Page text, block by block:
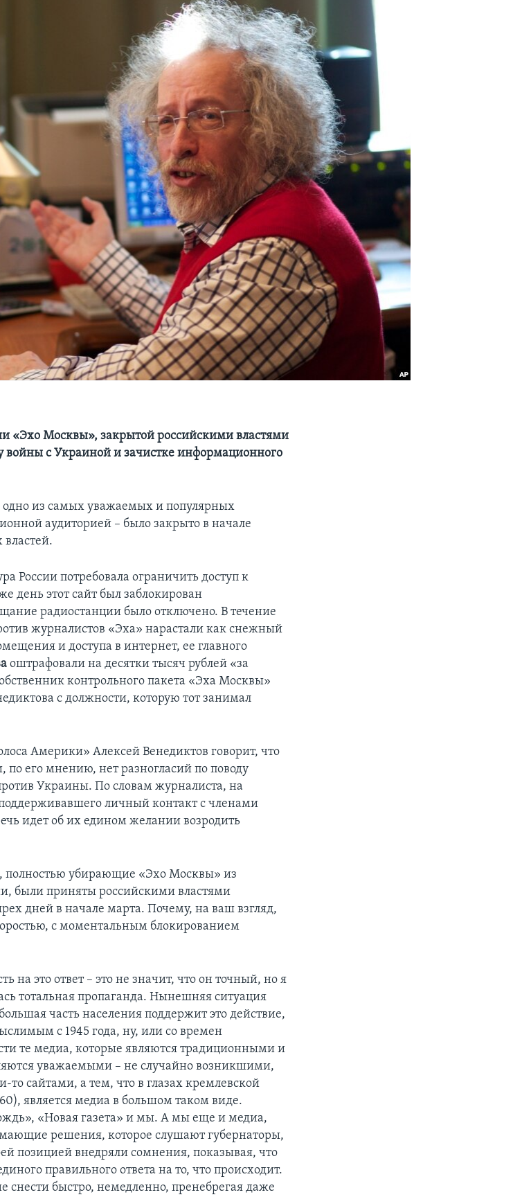
«Эхо Москвы», закрытой российскими властями
войны с Украиной и зачистке информационного
из самых уважаемых и популярных
аудиторией – было закрыто в начале
России потребовала ограничить доступ к
день этот сайт был заблокирован
радиостанции было отключено. В течение
журналистов «Эха» нарастали как снежный
и доступа в интернет, ее главного
оштрафовали на десятки тысяч рублей «за
контрольного пакета «Эха Москвы»
с должности, которую тот занимал
Америки» Алексей Венедиктов говорит, что
по его мнению, нет разногласий по поводу
Украины. По словам журналиста, на
личный контакт с членами
идет об их едином желании возродить
полностью убирающие «Эхо Москвы» из
были приняты российскими властями
дней в начале марта. Почему, на ваш взгляд,
с моментальным блокированием
на это ответ – это не значит, что он точный, но я
тотальная пропаганда. Нынешняя ситуация
часть населения поддержит это действие,
с 1945 года, ну, или со времен
те медиа, которые являются традиционными и
уважаемыми – не случайно возникшими,
сайтами, а тем, что в глазах кремлевской
является медиа в большом таком виде.
«Новая газета» и мы. А мы еще и медиа,
решения, которое слушают губернаторы,
позицией внедряли сомнения, показывая, что
правильного ответа на то, что происходит.
снести быстро, немедленно, пренебрегая даже